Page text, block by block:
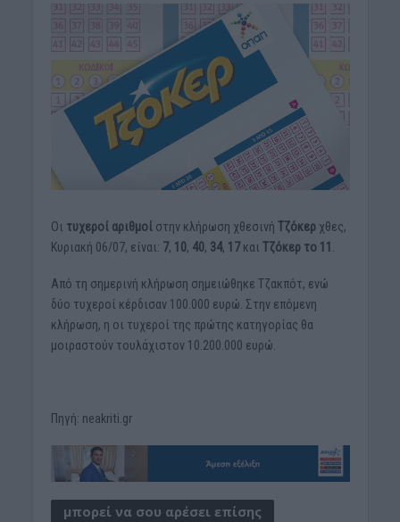
Οι τυχεροί αριθμοίστην κλήρωση χθεσινή Τζόκερχθες,
Κυριακή 06/07, είναι: 7, 10, 40, 34, 17και Τζόκερ το 11 .
Από τη σημερινή κλήρωση σημειώθηκε Τζακπότ, ενώ
δύο τυχεροί κέρδισαν 100.000 ευρώ. Στην επόμενη
κλήρωση, η οι τυχεροί της πρώτης κατηγορίας θα
μοιραστούν τουλάχιστον 10.200.000 ευρώ.
Πηγή: neakriti.gr
μπορεί να σου αρέσει επίσης